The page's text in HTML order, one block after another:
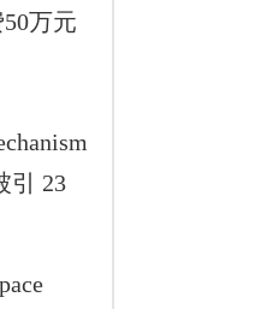
万元
引 23